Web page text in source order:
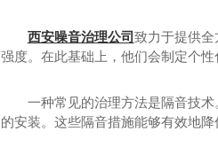
西安噪音治理公司致力于提供
强度。在此基础上，他们会制定个
一种常见的治理方法是隔音技
的安装。这些隔音措施能够有效地